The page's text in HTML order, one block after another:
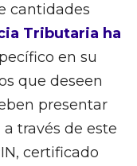
cantidades
Tributaria ha
en su
que deseen
presentar
través de este
certificado